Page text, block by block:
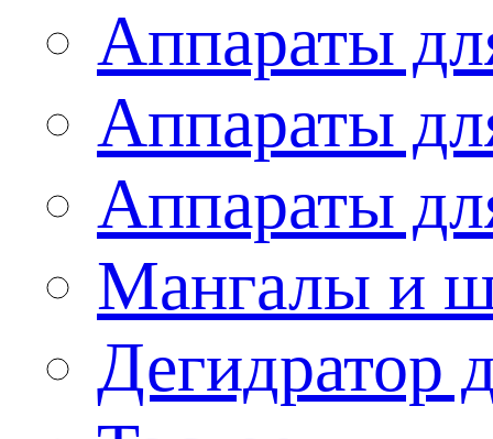
Аппараты
Аппараты
Аппараты
Мангалы и
Дегидратор